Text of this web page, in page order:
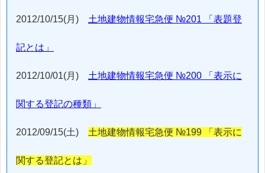
2012/10/15(月) 土地建物情報宅急便 №201 「表題登
記とは」
2012/10/01(月) 土地建物情報宅急便 №200 「表示に
関する登記の種類」
2012/09/15(土) 土地建物情報宅急便 №199 「表示に
関する登記とは」